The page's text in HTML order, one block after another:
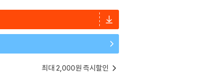
최대 2,000원 즉시할인